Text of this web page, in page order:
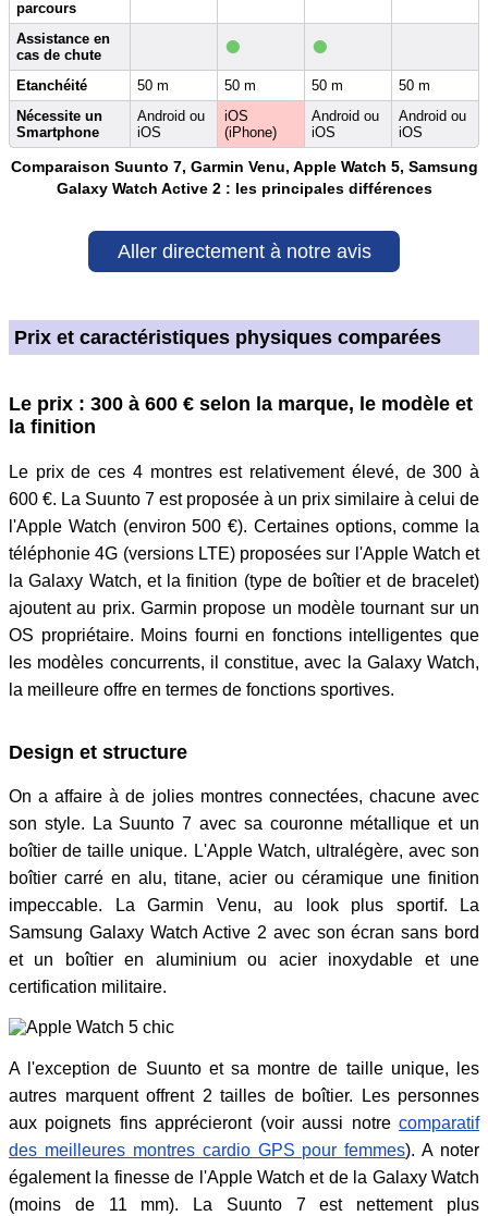
parcours
Assistance en
cas de chute
• •
Etanchéité 50 m 50 m 50 m
50 m
Nécessite un
Smartphone
Android ou
iOS
iOS
(iPhone)
Android ou
iOS
Android ou
iOS
Comparaison Suunto 7, Garmin Venu, Apple Watch 5, Samsung
Galaxy Watch Active 2 : les principales différences
Aller directement à notre avis
Prix et caractéristiques physiques comparées
Le prix : 300 à 600 € selon la marque, le modèle et
la finition
Le prix de ces 4 montres est relativement élevé, de 300 à
600 €. La Suunto 7 est proposée à un prix similaire à celui de
l'Apple Watch (environ 500 €). Certaines options, comme la
téléphonie 4G (versions LTE) proposées sur l'Apple Watch et
la Galaxy Watch, et la finition (type de boîtier et de bracelet)
ajoutent au prix. Garmin propose un modèle tournant sur un
OS propriétaire. Moins fourni en fonctions intelligentes que
les modèles concurrents, il constitue, avec la Galaxy Watch,
la meilleure offre en termes de fonctions sportives.
Design et structure
On a affaire à de jolies montres connectées, chacune avec
son style. La Suunto 7 avec sa couronne métallique et un
boîtier de taille unique. L'Apple Watch, ultralégère, avec son
boîtier carré en alu, titane, acier ou céramique une finition
impeccable. La Garmin Venu, au look plus sportif. La
Samsung Galaxy Watch Active 2 avec son écran sans bord
et un boîtier en aluminium ou acier inoxydable et une
certification militaire.
A l'exception de Suunto et sa montre de taille unique, les
autres marquent offrent 2 tailles de boîtier. Les personnes
aux poignets fins apprécieront (voir aussi notre comparatif
des meilleures montres cardio GPS pour femmes). A noter
également la finesse de l'Apple Watch et de la Galaxy Watch
(moins de 11 mm). La Suunto 7 est nettement plus